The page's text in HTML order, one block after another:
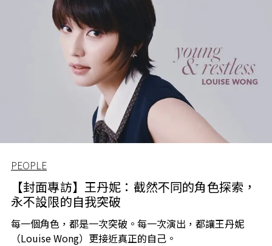
PEOPLE
【封面專訪】王丹妮：截然不同的角色探索，
永不設限的自我突破
每一個角色，都是一次突破。每一次演出，都讓王丹妮
（Louise Wong）更接近真正的自己。